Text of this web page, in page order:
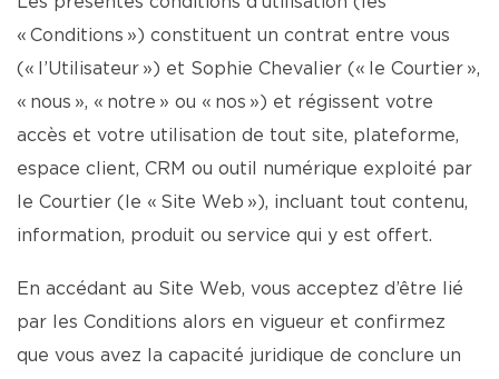
« Conditions ») constituent un contrat entre vous
(« l’Utilisateur ») et Sophie Chevalier (« le Courtier »,
« nous », « notre » ou « nos ») et régissent votre
accès et votre utilisation de tout site, plateforme,
espace client, CRM ou outil numérique exploité par
le Courtier (le « Site Web »), incluant tout contenu,
information, produit ou service qui y est offert.
En accédant au Site Web, vous acceptez d’être lié
par les Conditions alors en vigueur et confirmez
que vous avez la capacité juridique de conclure un